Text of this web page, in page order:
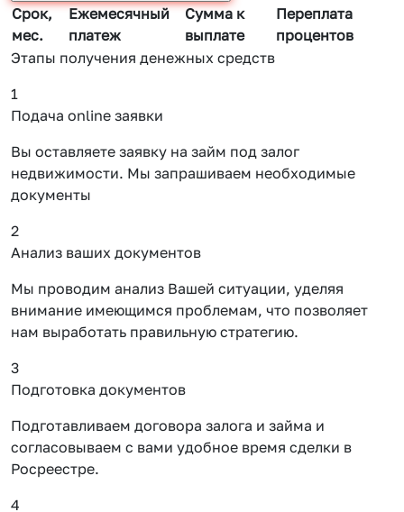
Срок,
мес.
Ежемесячный
платеж
Сумма к
выплате
Переплата
процентов
Этапы получения денежных средств
1
Подача online заявки
Вы оставляете заявку на займ под залог
недвижимости. Мы запрашиваем необходимые
документы
2
Анализ ваших документов
Мы проводим анализ Вашей ситуации, уделяя
внимание имеющимся проблемам, что позволяет
нам выработать правильную стратегию.
3
Подготовка документов
Подготавливаем договора залога и займа и
согласовываем с вами удобное время сделки в
Росреестре.
4